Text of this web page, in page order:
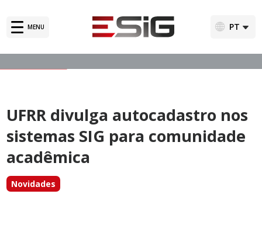
MENU
Clientes
Notícias
Sistemas SIG – 20 anos
PT
UFRR divulga autocadastro nos
sistemas SIG para comunidade
acadêmica
Novidades